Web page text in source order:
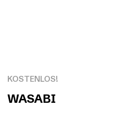
KOSTENLOS!
WASABI